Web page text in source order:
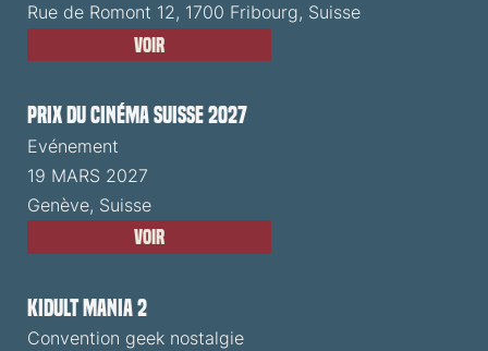
Rue de Romont 12, 1700 Fribourg, Suisse
Voir
Prix du Cinéma Suisse 2027
Evénement
19 MARS 2027
Genève, Suisse
Voir
Kidult Mania 2
Convention geek nostalgie